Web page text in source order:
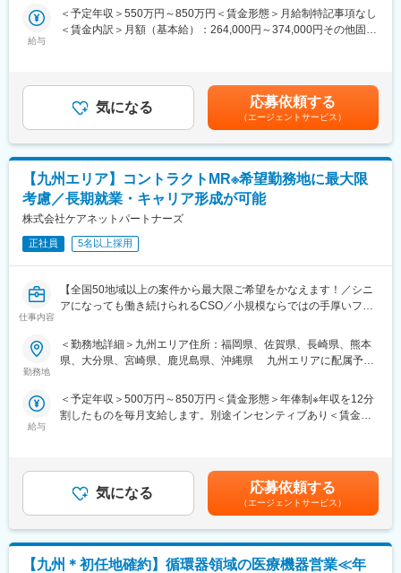
■明確な評価制度／やりがいや努力がきちんと報われる報酬制度
自身の成果や頑張りが客観的に評価され、年収に反映されます。
る報酬制度になっています。
■豊富なキャリアプランとサポート体制
志向性やその時の環境に応じて「１つの領域で専門性を高める」
「幅広い疾患をカバーできるオールラウンダーになる」「本社部
門（マネージャー、研修部門など）へのキャリアチェンジ」など
幅広いキャリアプランがあります。
また、同社マネージャーのほとんどは、MRからキャリアをチェン
ジしているメンバーです。担当マネージャーが定期的に面談を行
業規模、製品領域などのバランスを考慮しながら、常時60以上の
プロジェクトが稼働しています。
■年齢も経験も多様な人財が活躍
シミック・イニジオはほぼ全員が中途採用です。それぞれ異なる
バックグラウンドを持ち、その経験を活かして活動しています。
社員の年齢分布も幅広く、20代～60代まで在籍しています。社員
の経験の多様性は、変革期にある製薬業界にあって、私たちの事
業を支える重要な要素です。
■人財育成への積極投資
シミック・イニジオにとってサービス品質の源泉となるのは人財
資を行っています。自己成長意欲を尊重し、業務直結の研修だけ
でなく、変化する時代に対応するビジネススキル習得も含め階層
行っています。
できる制度があります。社員と社員のご家族が安心し、仕事もプ
ライベートも充実して活躍できるよう、福利厚生制度を整備して
ラスの借り上げ社宅制度や単身赴任のサポート制度を導入し、そ
の利用率も高水準となっています。
■社内認定資格制度
製薬企業での開発パイプラインの変化にともない、当社において
はオンコロジーをはじめスペシャリティ領域のプロジェクトが増
加しています。またスペシャリティ領域については社員の関心も
給与
＜予定年収＞550万円～850万円＜賃金形態＞月給制特記事項なし
＜賃金内訳＞月額（基本給）：264,000円～374,000円その他固定
を全額支給 ■賞与年2回（昨年度実績4.2ヶ月）、報酬改定年1回■
全国勤務が可能な方は、初回給与時に30万円の一時金を支給賃金
はあくまでも目安の金額であり、選考を通じて上下する可能性が
あります。月給(月額)は固定手当を含めた表記です。
気になる 応募依頼する
（エージェントサービス）
【九州エリア】コントラクトMR※希望勤務地に最大限
考慮／長期就業・キャリア形成が可能
株式会社ケアネットパートナーズ
正社員 5名以上採用
仕事内容
【全国50地域以上の案件から最大限ご希望をかなえます！／シニ
アになっても働き続けられるCSO／小規模ならではの手厚いフォ
■業務内容：
して医薬品情報の伝達や、安全性や有効性情報をご提供いただき
ます。有効性について情報の収集と会社への報告業務もお願いい
件から勤務地をご提案させていただきます。年収は現職考慮（モ
デル年収：20代650万、40代後半850万）領域を変えてのPJT打診
も可能です。また、無期雇用派遣となるため、ＰＪＴの期間外も
ベース給与は保証いたします。
■MRとして働く魅力
勤務地
＜勤務地詳細＞九州エリア住所：福岡県、佐賀県、長崎県、熊本
県、大分県、宮崎県、鹿児島県、沖縄県 九州エリアに配属予定
給与
＜予定年収＞500万円～850万円＜賃金形態＞年俸制※年収を12分
割したものを毎月支給します。別途インセンティブあり＜賃金内
円（12分割）（一律手当を含む）＜昇給有無＞有＜残業手当＞有
＜給与補足＞※面接を通して、ご経験やスキルにより当社規定に基
づき決定いたします。■昇給、インセンティブあり■モデル年収：
20代650万、40代後半850万賃金はあくまでも目安の金額であ
り、選考を通じて上下する可能性があります。月給(月額)は固定手
当を含めた表記です。
気になる 応募依頼する
（エージェントサービス）
【九州＊初任地確約】循環器領域の医療機器営業≪年